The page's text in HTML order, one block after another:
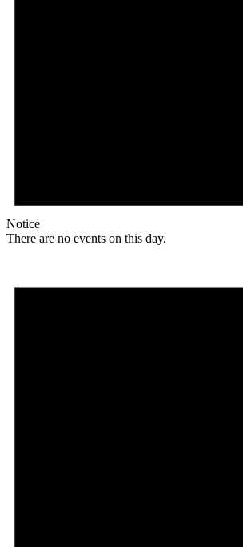
Notice
There are no events on this day.